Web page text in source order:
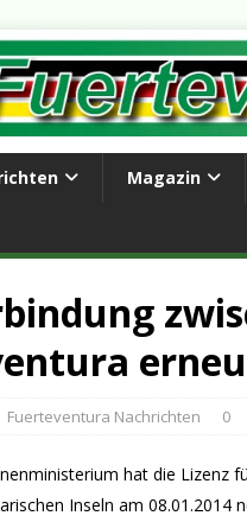
Magazin
Fuerteventura Nachrichten 0
hat die Lizenz
Inseln am 08.01.2014